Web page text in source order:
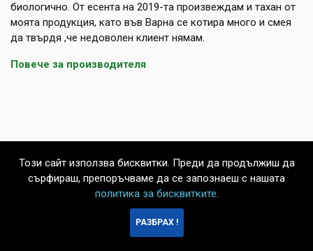
биологично. От есента на 2019-та произвеждам и тахан от
моята продукция, като във Варна се котира много и смея
да твърдя ,че недоволен клиент нямам.
Повече за производителя
Този сайт използва бисквитки. Преди да продължиш да
сърфираш, препоръчваме да се запознаеш с нашата
политика за бисквитките.
РАЗБРАХ !